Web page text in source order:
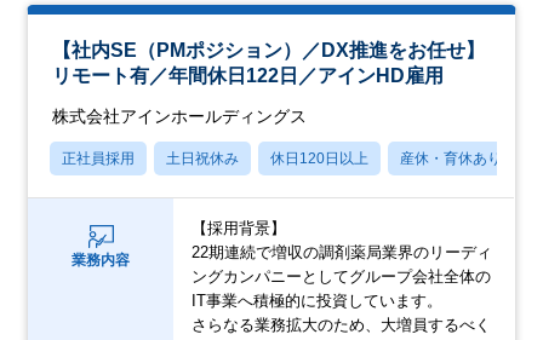
【社内SE（PMポジション）／DX推進をお任せ】
リモート有／年間休日122日／アインHD雇用
株式会社アインホールディングス
正社員採用 土日祝休み 休日120日以上 産休・育休あり
業務内容
【採用背景】
22期連続で増収の調剤薬局業界のリーディ
ングカンパニーとしてグループ会社全体の
IT事業へ積極的に投資しています。
さらなる業務拡大のため、大増員するべく